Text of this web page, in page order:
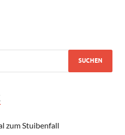
zum Stuibenfall